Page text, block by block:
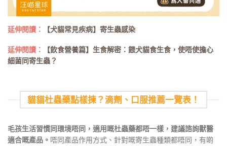
延伸閱讀： 【犬貓常見疾病】寄生蟲感染
延伸閱讀：
【飲食營養篇】生食解密：餵犬貓食生食，使唔使擔心
細菌同寄生蟲？
貓貓杜蟲藥點樣揀？滴劑、口服推薦一覽表！
毛孩生活習慣同環境唔同，適用嘅杜蟲藥都唔一樣，建議諮詢獸醫
適合嘅產品。 唔同產品作用方式、針對嘅寄生蟲種類都唔同，有啲